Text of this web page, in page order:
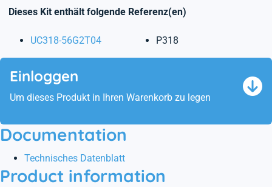
Dieses Kit enthält folgende Referenz(en)
UC318-56G2T04 P318
Einloggen
Um dieses Produkt in Ihren Warenkorb zu legen
Documentation
Technisches Datenblatt
Product information